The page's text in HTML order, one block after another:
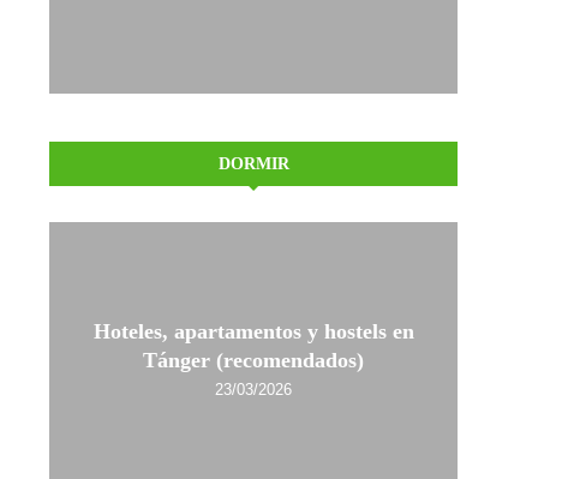
DORMIR
Hoteles, apartamentos y hostels en
Tánger (recomendados)
23/03/2026